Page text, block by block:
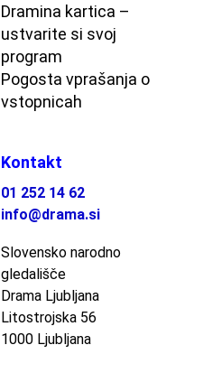
Dramina kartica –
ustvarite si svoj
program
Pogosta vprašanja o
vstopnicah
Kontakt
01 252 14 62
info@drama.si
Slovensko narodno
gledališče
Drama Ljubljana
Litostrojska 56
1000 Ljubljana